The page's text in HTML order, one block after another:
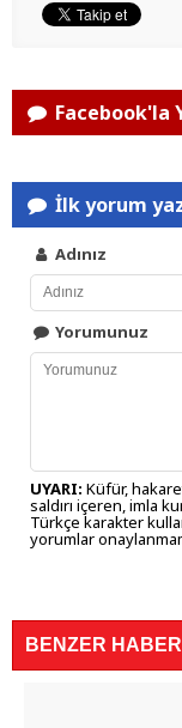
Facebook'la
İlk yorum
Adınız
Yorumunuz
UYARI: Küfür,
saldırı içeren, imla
Türkçe karakter
yorumlar
BENZER